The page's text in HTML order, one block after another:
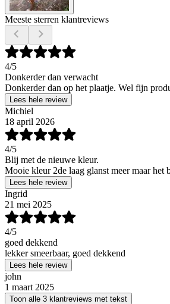
Meeste sterren klantreviews
4/5
Donkerder dan verwacht
Donkerder dan op het plaatje. Wel fijn
Lees hele review
Michiel
18 april 2026
4/5
Blij met de nieuwe kleur.
Mooie kleur 2de laag glanst meer maar
Lees hele review
Ingrid
21 mei 2025
4/5
goed dekkend
lekker smeerbaar, goed dekkend
Lees hele review
john
1 maart 2025
Toon alle 3 klantreviews met tekst